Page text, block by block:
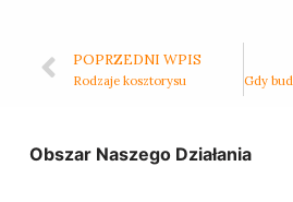
POPRZEDNI WPIS
Rodzaje kosztorysu
Obszar Naszego Działania